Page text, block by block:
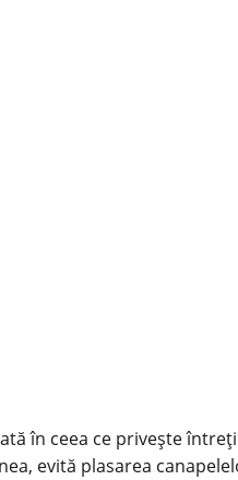
în ceea ce privește
evită plasarea